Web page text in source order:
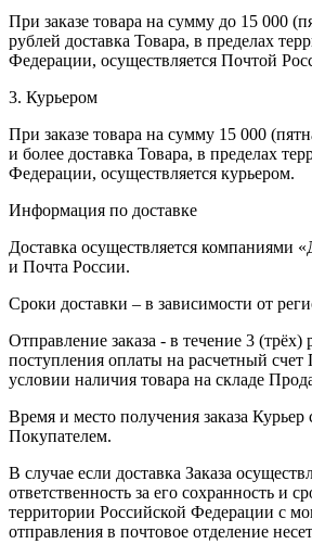
При заказе товара на сумму до 15 000
рублей доставка Товара, в пределах
Федерации, осуществляется Почтой
3. Курьером
При заказе товара на сумму 15 000
и более доставка Товара, в пределах
Федерации, осуществляется курьером.
Информация по доставке
Доставка осуществляется
и Почта России.
Сроки доставки – в зависимости от
Отправление заказа - в течение 3 (трёх)
поступления оплаты на расчетный счет
условии наличия товара на складе
Время и место получения заказа Курьер
Покупателем.
В случае если доставка Заказа
ответственность за его сохранность и
территории Российской Федерации с
отправления в почтовое отделение